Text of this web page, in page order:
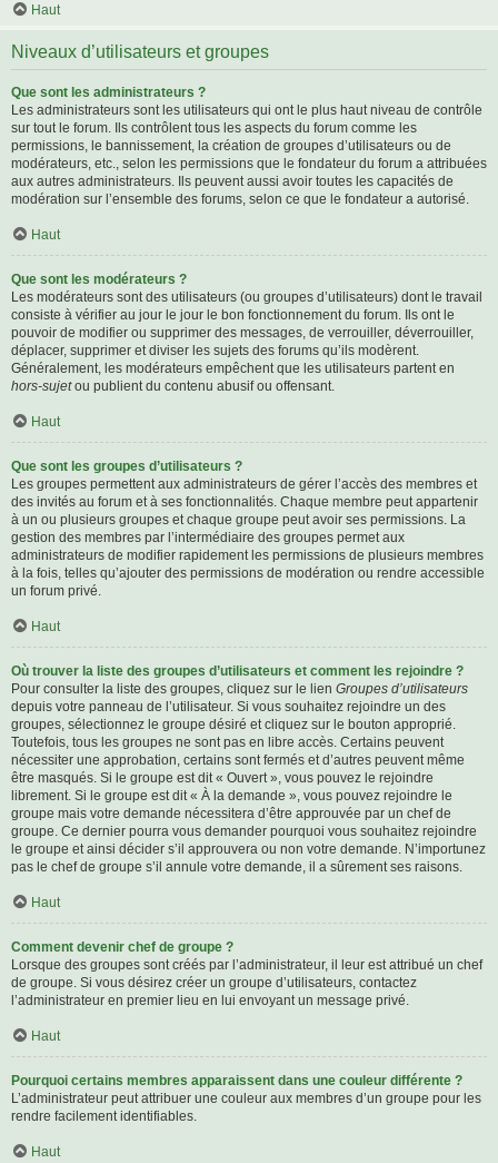
Haut
Niveaux d’utilisateurs et groupes
Que sont les administrateurs ?
Les administrateurs sont les utilisateurs qui ont le plus haut niveau de contrôle
sur tout le forum. Ils contrôlent tous les aspects du forum comme les
permissions, le bannissement, la création de groupes d’utilisateurs ou de
modérateurs, etc., selon les permissions que le fondateur du forum a attribuées
aux autres administrateurs. Ils peuvent aussi avoir toutes les capacités de
modération sur l’ensemble des forums, selon ce que le fondateur a autorisé.
Haut
Que sont les modérateurs ?
Les modérateurs sont des utilisateurs (ou groupes d’utilisateurs) dont le travail
consiste à vérifier au jour le jour le bon fonctionnement du forum. Ils ont le
pouvoir de modifier ou supprimer des messages, de verrouiller, déverrouiller,
déplacer, supprimer et diviser les sujets des forums qu’ils modèrent.
Généralement, les modérateurs empêchent que les utilisateurs partent en
hors-sujetou publient du contenu abusif ou offensant.
Haut
Que sont les groupes d’utilisateurs ?
Les groupes permettent aux administrateurs de gérer l’accès des membres et
des invités au forum et à ses fonctionnalités. Chaque membre peut appartenir
à un ou plusieurs groupes et chaque groupe peut avoir ses permissions. La
gestion des membres par l’intermédiaire des groupes permet aux
administrateurs de modifier rapidement les permissions de plusieurs membres
à la fois, telles qu’ajouter des permissions de modération ou rendre accessible
un forum privé.
Haut
Où trouver la liste des groupes d’utilisateurs et comment les rejoindre ?
Pour consulter la liste des groupes, cliquez sur le lien Groupes d’utilisateurs
depuis votre panneau de l’utilisateur. Si vous souhaitez rejoindre un des
groupes, sélectionnez le groupe désiré et cliquez sur le bouton approprié.
Toutefois, tous les groupes ne sont pas en libre accès. Certains peuvent
nécessiter une approbation, certains sont fermés et d’autres peuvent même
être masqués. Si le groupe est dit « Ouvert », vous pouvez le rejoindre
librement. Si le groupe est dit « À la demande », vous pouvez rejoindre le
groupe mais votre demande nécessitera d’être approuvée par un chef de
groupe. Ce dernier pourra vous demander pourquoi vous souhaitez rejoindre
le groupe et ainsi décider s’il approuvera ou non votre demande. N’importunez
pas le chef de groupe s’il annule votre demande, il a sûrement ses raisons.
Haut
Comment devenir chef de groupe ?
Lorsque des groupes sont créés par l’administrateur, il leur est attribué un chef
de groupe. Si vous désirez créer un groupe d’utilisateurs, contactez
l’administrateur en premier lieu en lui envoyant un message privé.
Haut
Pourquoi certains membres apparaissent dans une couleur différente ?
L’administrateur peut attribuer une couleur aux membres d’un groupe pour les
rendre facilement identifiables.
Haut